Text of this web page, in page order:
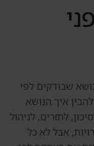
נושא שבודקים לפי
איך הנושא
לתזרים, לניהול
אבל לא כל